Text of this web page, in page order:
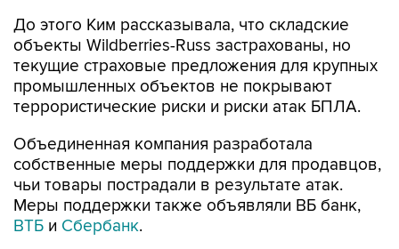
До этого Ким рассказывала, что складские
объекты Wildberries-Russ застрахованы, но
текущие страховые предложения для крупных
промышленных объектов не покрывают
террористические риски и риски атак БПЛА.
Объединенная компания разработала
собственные меры поддержки для продавцов,
чьи товары пострадали в результате атак.
Меры поддержки также объявляли ВБ банк,
ВТБ и Сбербанк.